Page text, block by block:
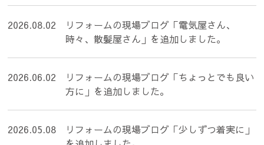
2026.08.02
リフォームの現場ブログ「電気屋さん、
時々、散髪屋さん」を追加しました。
2026.06.02
リフォームの現場ブログ「ちょっとでも良い
方に」を追加しました。
2026.05.08
リフォームの現場ブログ「少しずつ着実に」